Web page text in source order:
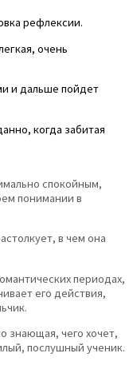
рефлексии.
очень
и дальше пойдет
когда забитая
спокойным,
понимании в
в чем она
периодах,
его действия,
знающая, чего хочет,
послушный ученик.